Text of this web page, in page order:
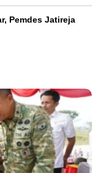
Pemdes Jatireja